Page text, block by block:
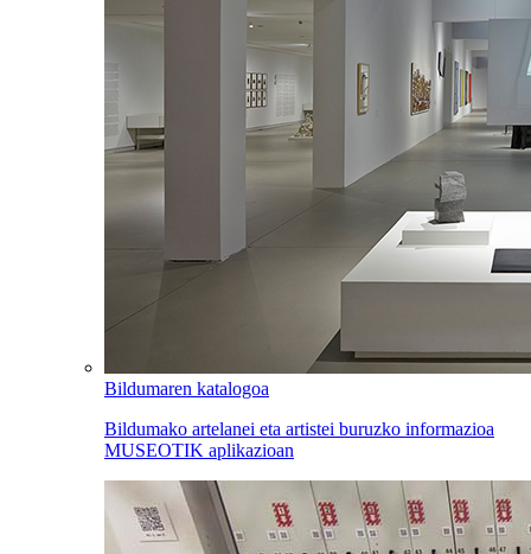
Bildumaren katalogoa
Bildumako artelanei eta artistei buruzko informazioa
MUSEOTIK aplikazioan